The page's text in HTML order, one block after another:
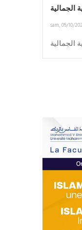
الجمالية
sam, 05/10/
الجمالية